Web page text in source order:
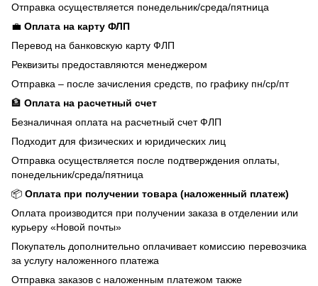
Отправка осуществляется понедельник/среда/пятница
💼 Оплата на карту ФЛП
Перевод на банковскую карту ФЛП
Реквизиты предоставляются менеджером
Отправка – после зачисления средств, по графику пн/ср/пт
🏦 Оплата на расчетный счет
Безналичная оплата на расчетный счет ФЛП
Подходит для физических и юридических лиц
Отправка осуществляется после подтверждения оплаты,
понедельник/среда/пятница
📦 Оплата при получении товара (наложенный платеж)
Оплата производится при получении заказа в отделении или
курьеру «Новой почты»
Покупатель дополнительно оплачивает комиссию перевозчика
за услугу наложенного платежа
Отправка заказов с наложенным платежом также